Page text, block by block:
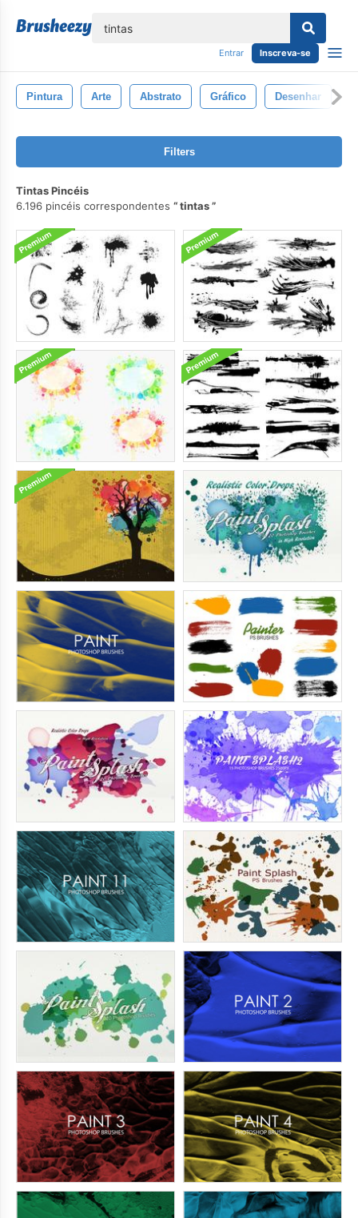
Entrar Inscreva-se
Pintura Arte Abstrato Gráfico Desenhar
Filters
Tintas Pincéis
6.196 pincéis correspondentes
tintas